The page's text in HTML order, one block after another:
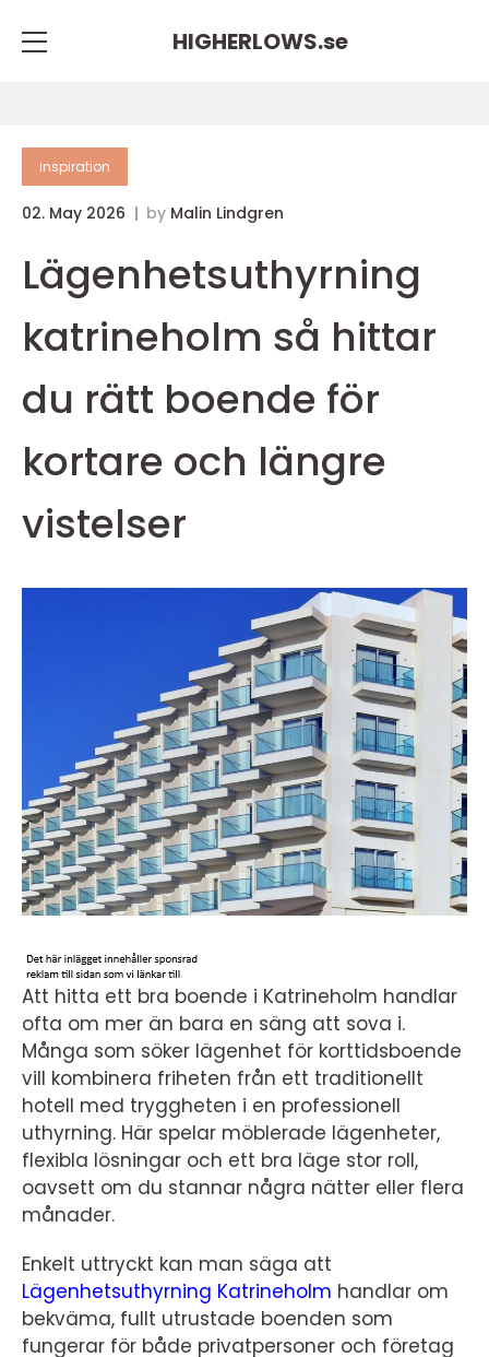
HIGHERLOWS.se
inspiration
02. May 2026 by Malin Lindgren
Lägenhetsuthyrning
katrineholm så hittar
du rätt boende för
kortare och längre
vistelser
Att hitta ett bra boende i Katrineholm handlar
ofta om mer än bara en säng att sova i.
Många som söker lägenhet för korttidsboende
vill kombinera friheten från ett traditionellt
hotell med tryggheten i en professionell
uthyrning. Här spelar möblerade lägenheter,
flexibla lösningar och ett bra läge stor roll,
oavsett om du stannar några nätter eller flera
månader.
Enkelt uttryckt kan man säga att
Lägenhetsuthyrning Katrineholm handlar om
bekväma, fullt utrustade boenden som
fungerar för både privatpersoner och företag